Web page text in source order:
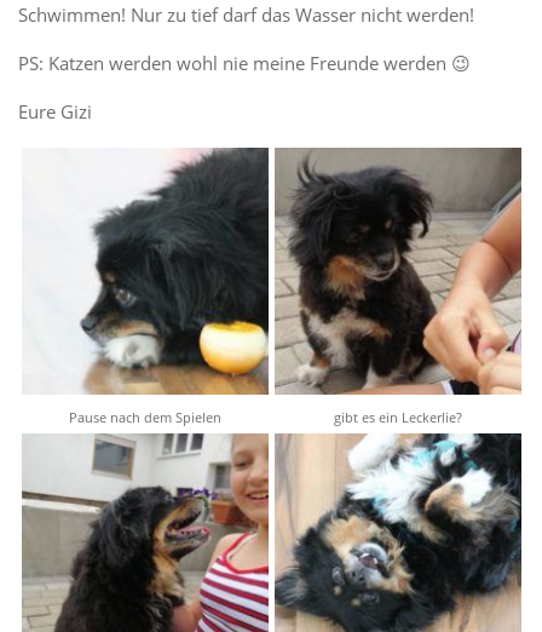
Schwimmen! Nur zu tief darf das Wasser nicht werden!
PS: Katzen werden wohl nie meine Freunde werden 😉
Eure Gizi
Pause nach dem Spielen gibt es ein Leckerlie?